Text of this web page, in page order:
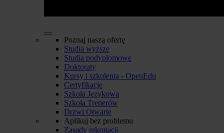
Poznaj naszą ofertę
Studia wyższe
Studia podyplomowe
Doktoraty
Kursy i szkolenia - OpenEdu
Certyfikacje
Szkoła Językowa
Szkoła Trenerów
Drzwi Otwarte
Aplikuj bez problemu
Zasady rekrutacji